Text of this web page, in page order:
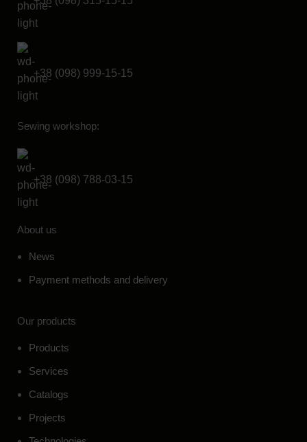
+38 (098) 999-15-15
Sewing workshop:
+38 (098) 788-03-15
About us
News
Payment methods and delivery
Our products
Products
Services
Catalogs
Projects